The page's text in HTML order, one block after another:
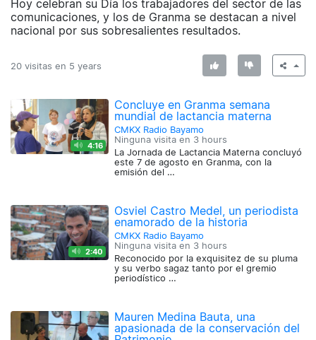
Hoy celebran su Día los trabajadores del sector de las
comunicaciones, y los de Granma se destacan a nivel
nacional por sus sobresalientes resultados.
20 visitas en 5 years
4:16
Concluye en Granma semana
mundial de lactancia materna
CMKX Radio Bayamo
Ninguna visita en 3 hours
La Jornada de Lactancia Materna concluyó
este 7 de agosto en Granma, con la
emisión del …
2:40
Osviel Castro Medel, un periodista
enamorado de la historia
CMKX Radio Bayamo
Ninguna visita en 3 hours
Reconocido por la exquisitez de su pluma
y su verbo sagaz tanto por el gremio
periodístico …
Mauren Medina Bauta, una
apasionada de la conservación del